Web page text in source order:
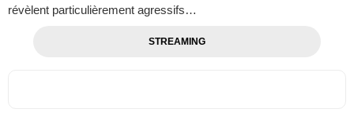
révèlent particulièrement agressifs…
STREAMING